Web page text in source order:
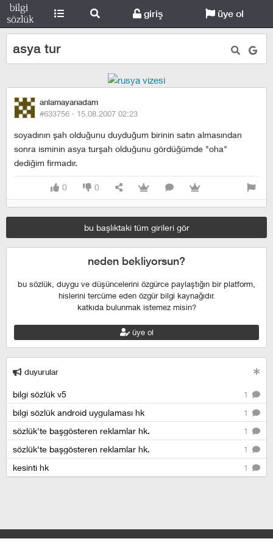
giriş üye ol
asya tur
anlamayanadam
#633756 · 15.08.2007 02:23
soyadının şah olduğunu duyduğum birinin satın almasından
sonra isminin asya turşah olduğunu gördüğümde "oha"
dediğim firmadır.
0 0
bu başlıktaki tüm girileri gör
neden bekliyorsun?
bu sözlük, duygu ve düşüncelerini özgürce paylaştığın bir platform,
hislerini tercüme eden özgür bilgi kaynağıdır.
katkıda bulunmak istemez misin?
üye ol
duyurular
1
bilgi sözlük v5
1
bilgi sözlük android uygulaması hk
1
sözlük'te başgösteren reklamlar hk.
1
sözlük'te başgösteren reklamlar hk.
1
kesinti hk